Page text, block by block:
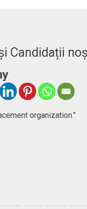
Candidații
they help